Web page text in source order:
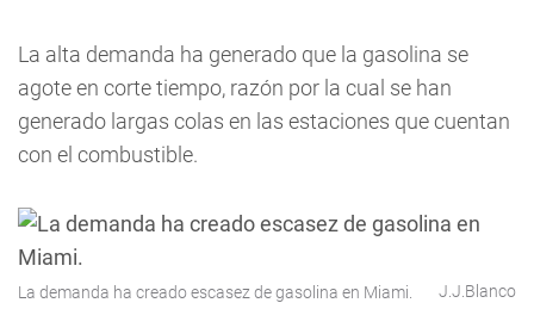
La alta demanda ha generado que la gasolina se
agote en corte tiempo, razón por la cual se han
generado largas colas en las estaciones que cuentan
con el combustible.
La demanda ha creado escasez de gasolina en Miami. J.J.Blanco